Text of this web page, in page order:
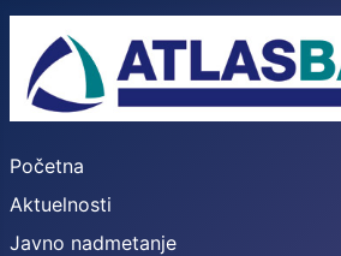
Početna
Aktuelnosti
Javno nadmetanje